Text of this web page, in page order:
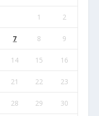
1 2
7 8 9
14 15 16
21 22 23
28 29 30